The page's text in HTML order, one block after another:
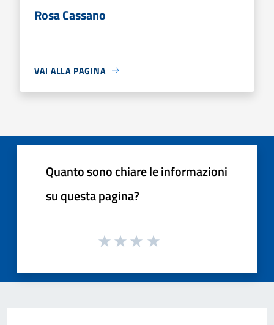
Rosa Cassano
VAI ALLA PAGINA
Quanto sono chiare le informazioni
su questa pagina?